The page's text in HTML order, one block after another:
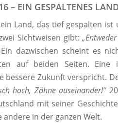
– EIN GESPALTENES
Land, das tief gespalten
Sichtweisen gibt:
dazwischen scheint es
auf beiden Seiten. Eine
bessere Zukunft verspricht.
hoch, Zähne auseinander!“
mit seiner
andere in der ganzen Welt.